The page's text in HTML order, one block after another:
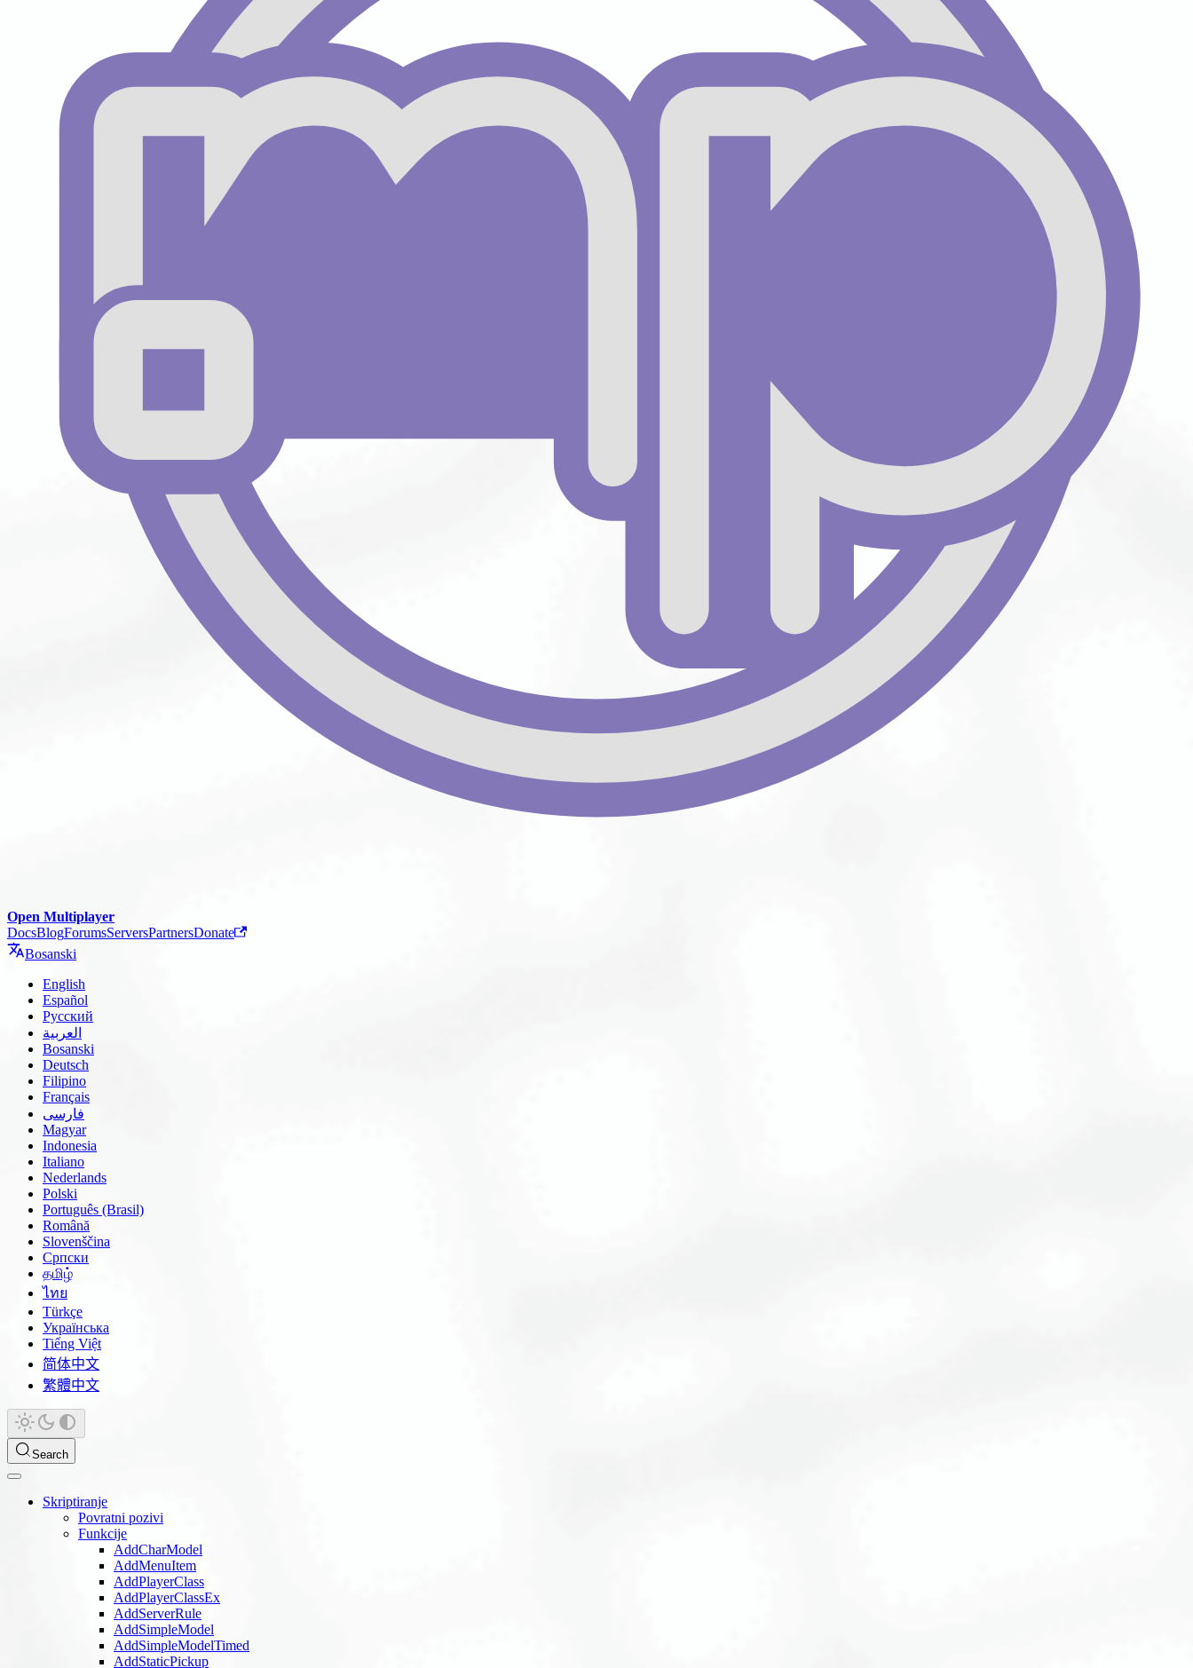
Open Multiplayer
DocsBlogForumsServersPartnersDonate
Bosanski
English
Español
Русский
العربية
Bosanski
Deutsch
Filipino
Français
فارسی
Magyar
Indonesia
Italiano
Nederlands
Polski
Português (Brasil)
Română
Slovenščina
Српски
தமிழ்
ไทย
Türkçe
Українська
Tiếng Việt
简体中文
繁體中文
Search
Skriptiranje
Povratni pozivi
Funkcije
AddCharModel
AddMenuItem
AddPlayerClass
AddPlayerClassEx
AddServerRule
AddSimpleModel
AddSimpleModelTimed
AddStaticPickup